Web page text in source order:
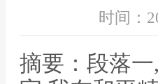
时间：
摘要：段落